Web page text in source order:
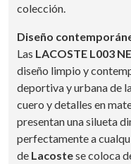
colección.
Diseño
Las LACOSTE L003
diseño limpio y
deportiva y urbana de
cuero y detalles en
presentan una silueta
perfectamente a
de Lacostese coloca